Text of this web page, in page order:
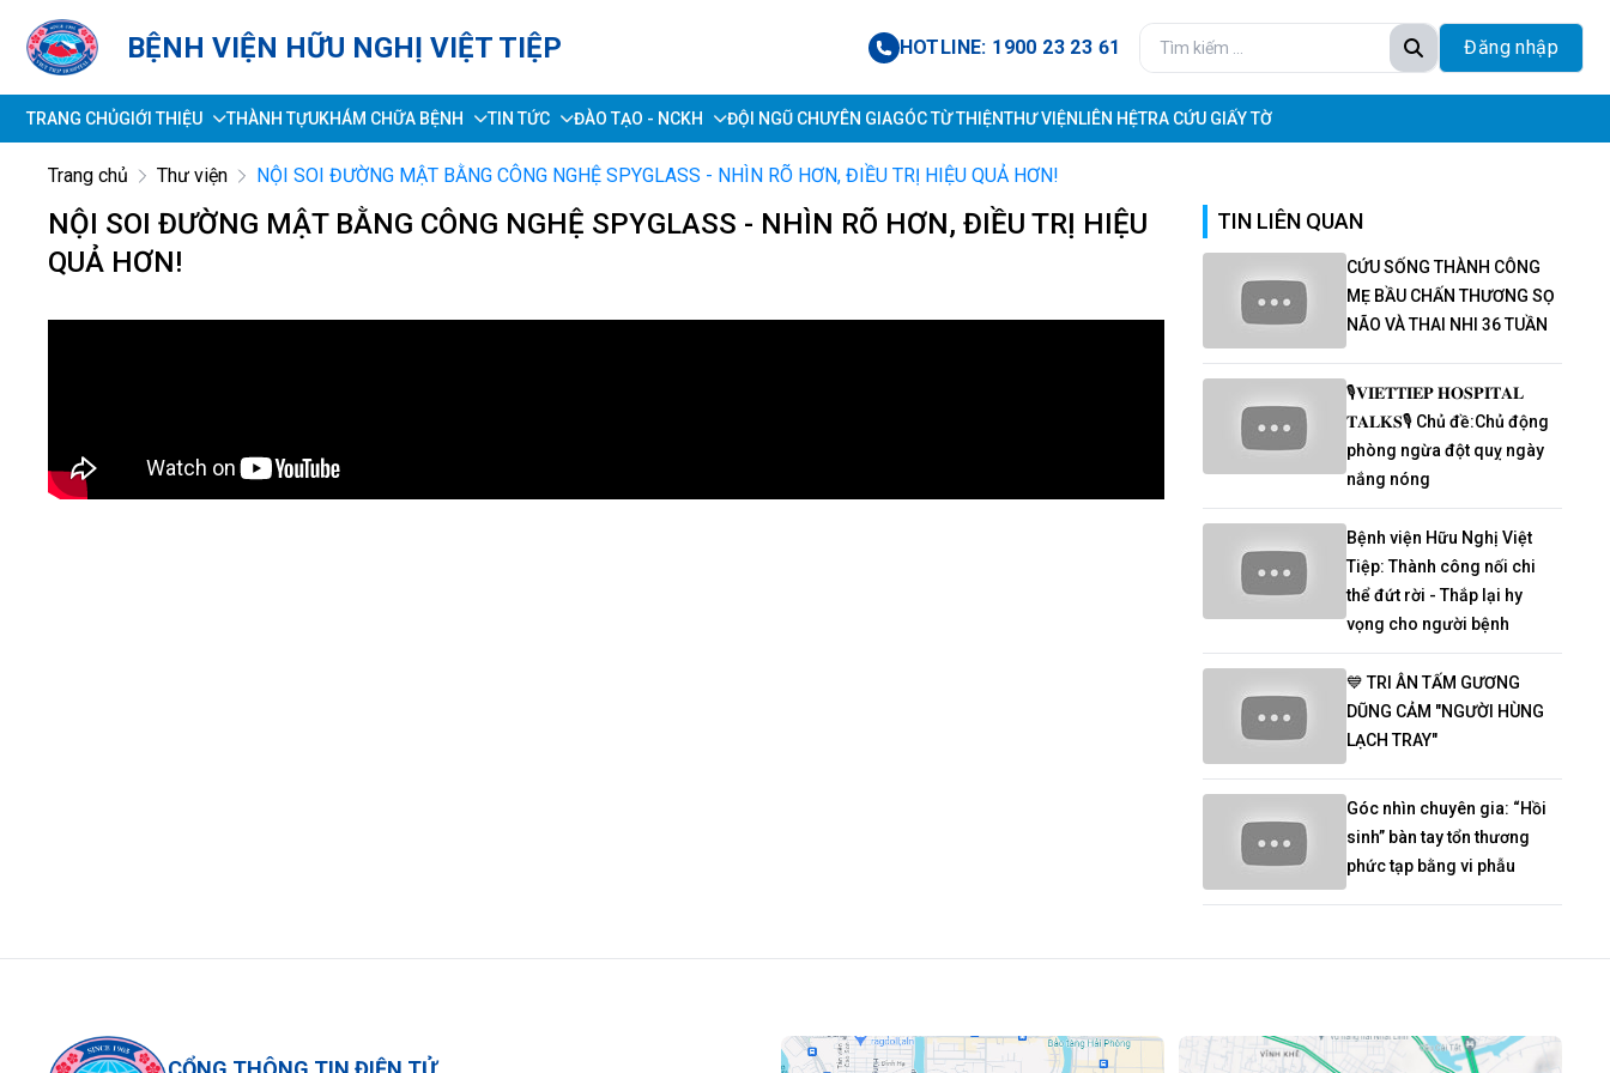
BỆNH VIỆN HỮU NGHỊ VIỆT TIỆP HOTLINE: 1900 23 23 61 Đăng nhập
TRANG CHỦGIỚI THIỆU THÀNH TỰUKHÁM CHỮA BỆNH TIN TỨC ĐÀO TẠO - NCKH ĐỘI NGŨ CHUYÊN GIAGÓC TỪ THIỆNTHƯ VIỆN LIÊN HỆTRA CỨU GIẤY TỜ
Trang chủ Thư viện NỘI SOI ĐƯỜNG MẬT BẰNG CÔNG NGHỆ SPYGLASS - NHÌN RÕ HƠN, ĐIỀU TRỊ HIỆU QUẢ HƠN!
NỘI SOI ĐƯỜNG MẬT BẰNG CÔNG NGHỆ SPYGLASS - NHÌN RÕ HƠN, ĐIỀU TRỊ HIỆU
QUẢ HƠN!
TIN LIÊN QUAN
CỨU SỐNG THÀNH CÔNG
MẸ BẦU CHẤN THƯƠNG SỌ
NÃO VÀ THAI NHI 36 TUẦN
🎙𝐕𝐈𝐄𝐓𝐓𝐈𝐄𝐏 𝐇𝐎𝐒𝐏𝐈𝐓𝐀𝐋
𝐓𝐀𝐋𝐊𝐒🎙 Chủ đề:Chủ động
phòng ngừa đột quỵ ngày
nắng nóng
Bệnh viện Hữu Nghị Việt
Tiệp: Thành công nối chi
thể đứt rời - Thắp lại hy
vọng cho người bệnh
💙 TRI ÂN TẤM GƯƠNG
DŨNG CẢM "NGƯỜI HÙNG
LẠCH TRAY"
Góc nhìn chuyên gia: “Hồi
sinh” bàn tay tổn thương
phức tạp bằng vi phẫu